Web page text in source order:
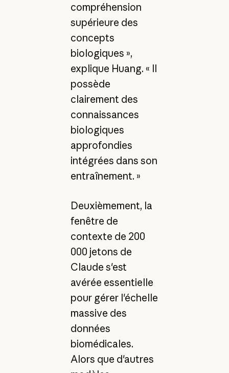
compréhension
supérieure des
concepts
biologiques »,
explique Huang. « Il
possède
clairement des
connaissances
biologiques
approfondies
intégrées dans son
entraînement. »
Deuxièmement, la
fenêtre de
contexte de 200
000 jetons de
Claude s'est
avérée essentielle
pour gérer l'échelle
massive des
données
biomédicales.
Alors que d'autres